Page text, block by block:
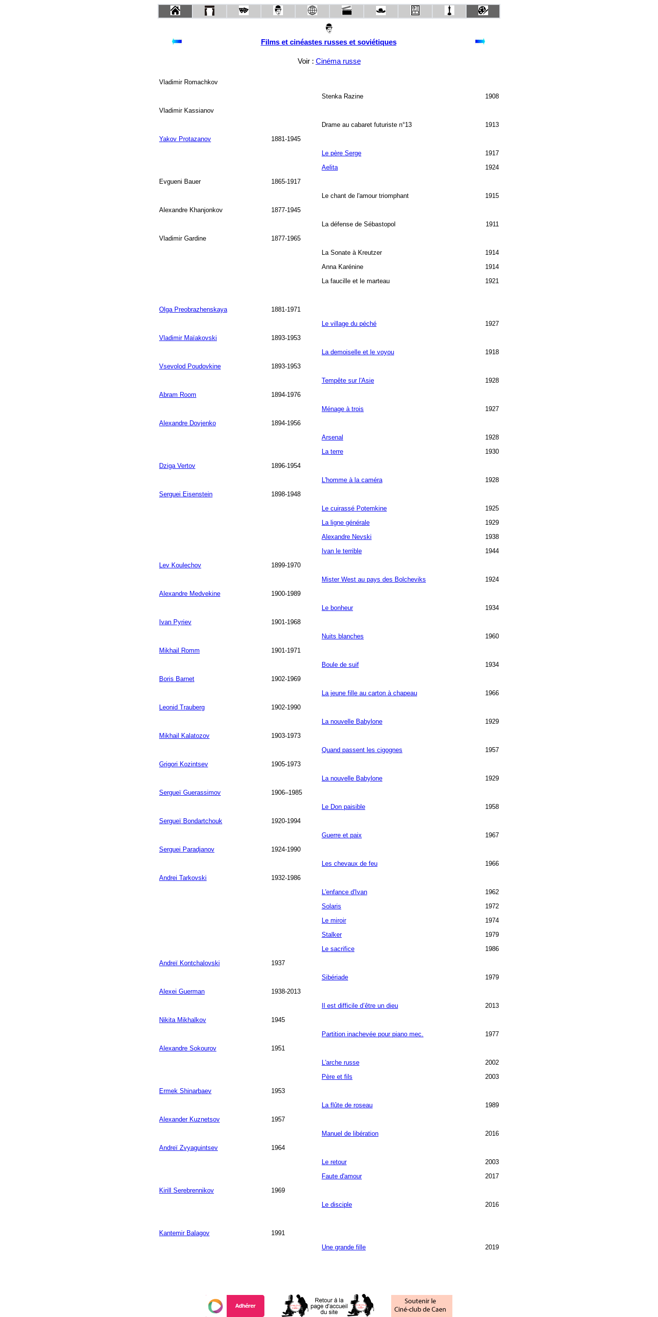
Films et cinéastes russes et soviétiques
Voir : Cinéma russe
Vladimir Romachkov
Stenka Razine
1908
Vladimir Kassianov
Drame au cabaret futuriste n°13
1913
Yakov Protazanov
1881-1945
Le père Serge
1917
Aelita
1924
Evgueni Bauer
1865-1917
Le chant de l'amour triomphant
1915
Alexandre Khanjonkov
1877-1945
La défense de Sébastopol
1911
Vladimir Gardine
1877-1965
La Sonate à Kreutzer
1914
Anna Karénine
1914
La faucille et le marteau
1921
Olga Preobrazhenskaya
1881-1971
Le village du péché
1927
Vladimir Maïakovski
1893-1953
La demoiselle et le voyou
1918
Vsevolod Poudovkine
1893-1953
Tempête sur l'Asie
1928
Abram Room
1894-1976
Ménage à trois
1927
Alexandre Dovjenko
1894-1956
Arsenal
1928
La terre
1930
Dziga Vertov
1896-1954
L'homme à la caméra
1928
Serguei Eisenstein
1898-1948
Le cuirassé Potemkine
1925
La ligne générale
1929
Alexandre Nevski
1938
Ivan le terrible
1944
Lev Koulechov
1899-1970
Mister West au pays des Bolcheviks
1924
Alexandre Medvekine
1900-1989
Le bonheur
1934
Ivan Pyriev
1901-1968
Nuits blanches
1960
Mikhail Romm
1901-1971
Boule de suif
1934
Boris Barnet
1902-1969
La jeune fille au carton à chapeau
1966
Leonid Trauberg
1902-1990
La nouvelle Babylone
1929
Mikhail Kalatozov
1903-1973
Quand passent les cigognes
1957
Grigori Kozintsev
1905-1973
La nouvelle Babylone
1929
Sergueï Guerassimov
1906–1985
Le Don paisible
1958
Sergueï Bondartchouk
1920-1994
Guerre et paix
1967
Serguei Paradjanov
1924-1990
Les chevaux de feu
1966
Andrei Tarkovski
1932-1986
L'enfance d'Ivan
1962
Solaris
1972
Le miroir
1974
Stalker
1979
Le sacrifice
1986
Andreï Kontchalovski
1937
Sibériade
1979
Alexei Guerman
1938-2013
Il est difficile d’être un dieu
2013
Nikita Mikhalkov
1945
Partition inachevée pour piano mec.
1977
Alexandre Sokourov
1951
L'arche russe
2002
Père et fils
2003
Ermek Shinarbaev
1953
La flûte de roseau
1989
Alexander Kuznetsov
1957
Manuel de libération
2016
Andreï Zvyaguintsev
1964
Le retour
2003
Faute d'amour
2017
Kirill Serebrennikov
1969
Le disciple
2016
Kantemir Balagov
1991
Une grande fille
2019